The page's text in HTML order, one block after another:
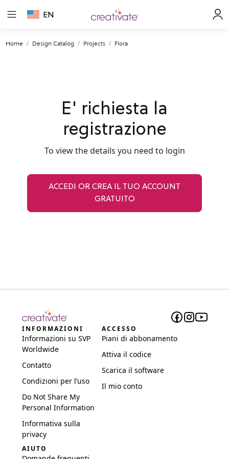
EN
Home Design Catalog Projects Flora
E' richiesta la
registrazione
To view the details you need to login
ACCEDI OR CREA IL TUO ACCOUNT
GRATUITO
INFORMAZIONI
Informazioni su SVP
Worldwide
Contatto
Condizioni per l’uso
Do Not Share My
Personal Information
Informativa sulla
privacy
ACCESSO
Piani di abbonamento
Attiva il codice
Scarica il software
Il mio conto
AIUTO